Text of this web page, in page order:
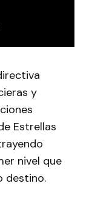
y
Estrellas
nivel que
destino.